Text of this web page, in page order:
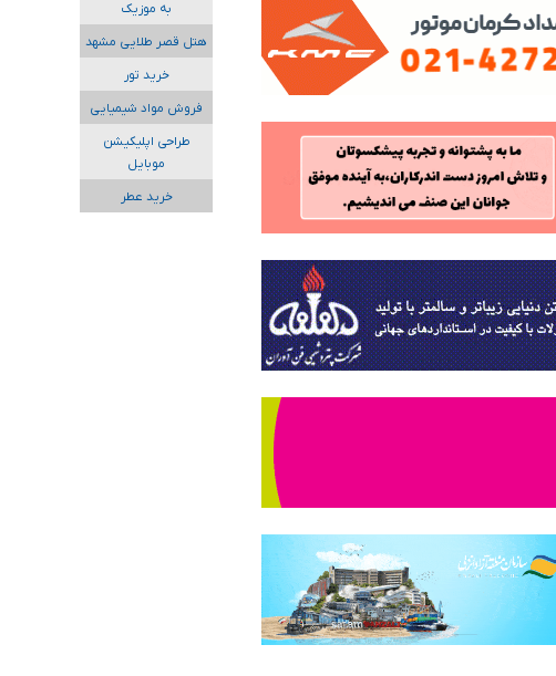
به موزیک
هتل قصر طلایی مشهد
خرید تور
فروش مواد شیمیایی
طراحی اپلیکیشن
موبایل
خرید عطر